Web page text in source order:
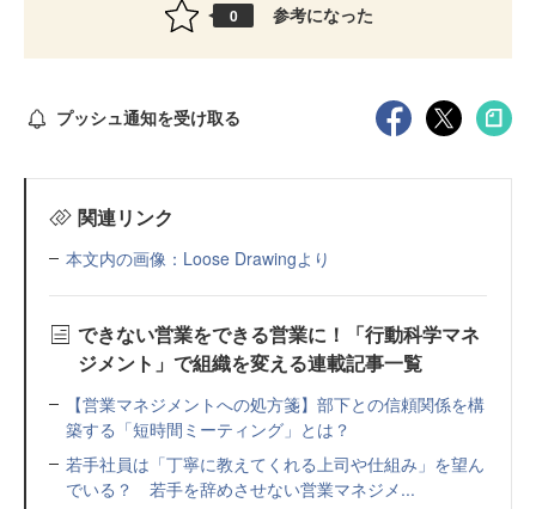
0 参考になった
プッシュ通知を受け取る
関連リンク
本文内の画像：Loose Drawingより
できない営業をできる営業に！「行動科学マネ
ジメント」で組織を変える連載記事一覧
【営業マネジメントへの処方箋】部下との信頼関係を構
築する「短時間ミーティング」とは？
若手社員は「丁寧に教えてくれる上司や仕組み」を望ん
でいる？ 若手を辞めさせない営業マネジメ...